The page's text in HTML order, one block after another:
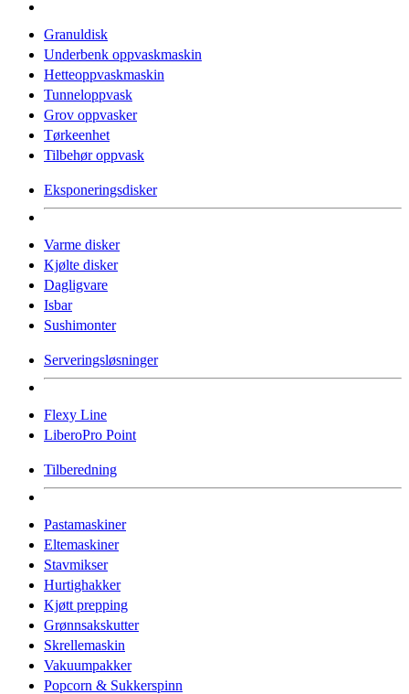
Granuldisk
Underbenk oppvaskmaskin
Hetteoppvaskmaskin
Tunneloppvask
Grov oppvasker
Tørkeenhet
Tilbehør oppvask
Eksponeringsdisker
Varme disker
Kjølte disker
Dagligvare
Isbar
Sushimonter
Serveringsløsninger
Flexy Line
LiberoPro Point
Tilberedning
Pastamaskiner
Eltemaskiner
Stavmikser
Hurtighakker
Kjøtt prepping
Grønnsakskutter
Skrellemaskin
Vakuumpakker
Popcorn & Sukkerspinn